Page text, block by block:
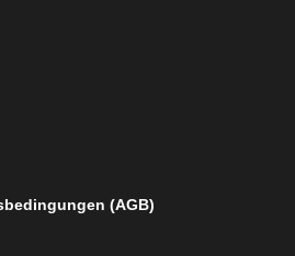
(AGB)